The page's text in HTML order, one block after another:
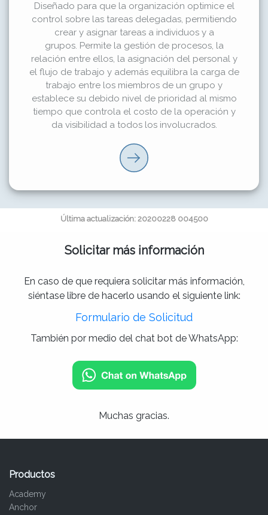
Diseñado para que la organización optimice el
control sobre las tareas delegadas, permitiendo
crear y asignar tareas a individuos y a
grupos. Permite la gestión de procesos, la
relación entre ellos, la asignación del personal y
el flujo de trabajo y además equilibra la carga de
trabajo entre los miembros de un grupo y
establece su debido nivel de prioridad al mismo
tiempo que controla el costo de la operación y
da visibilidad a todos los involucrados.
Última actualización: 20200228 004500
Solicitar más información
En caso de que requiera solicitar más información,
siéntase libre de hacerlo usando el siguiente link:
Formulario de Solicitud
También por medio del chat bot de WhatsApp:
Muchas gracias.
Productos
Academy
Anchor